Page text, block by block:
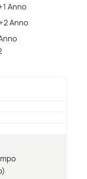
Anno
Anno